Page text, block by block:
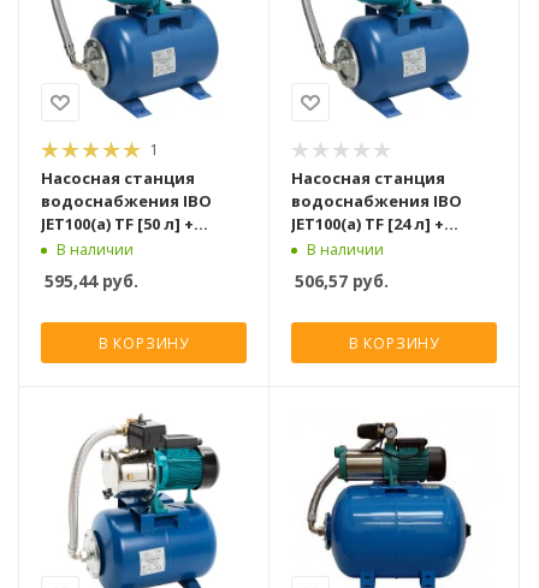
1
Насосная станция
водоснабжения IBO
JET100(a) TF [50 л] +
сух,ход
В наличии
595,44руб.
В КОРЗИНУ
Насосная станция
водоснабжения IBO
JET100(a) TF [24 л] +
сух,ход
В наличии
506,57 руб.
В КОРЗИНУ